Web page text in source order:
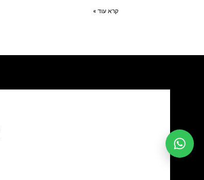
קרא עוד »